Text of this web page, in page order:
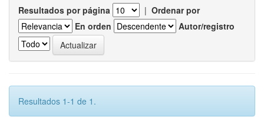
Resultados por página | Ordenar por
En orden
Autor/registro
Resultados 1-1 de 1.